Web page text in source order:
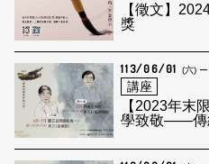
【徵文】
獎
113/06/01 (六)
講座
【2023年末
學致敬——傳